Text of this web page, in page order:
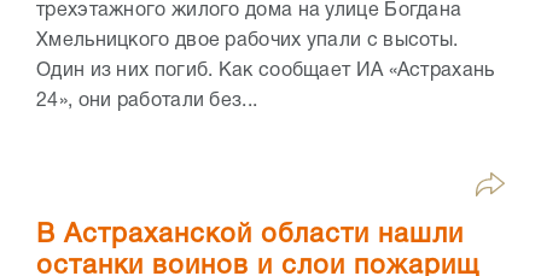
трехэтажного жилого дома на улице Богдана
Хмельницкого двое рабочих упали с высоты.
Один из них погиб. Как сообщает ИА «Астрахань
24», они работали без...
В Астраханской области нашли
останки воинов и слои пожарищ